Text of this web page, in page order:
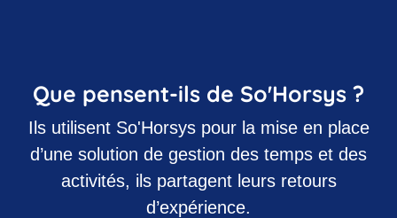
Que pensent-ils de So'Horsys ?
Ils utilisent So'Horsys pour la mise en place
d’une solution de gestion des temps et des
activités, ils partagent leurs retours
d’expérience.